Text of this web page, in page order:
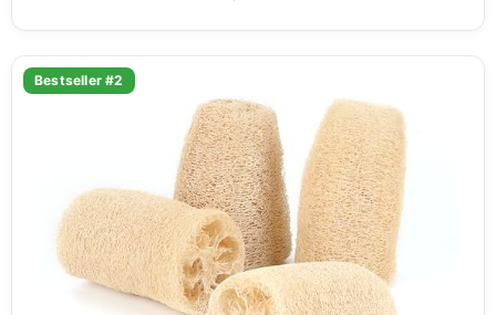
Bestseller #2